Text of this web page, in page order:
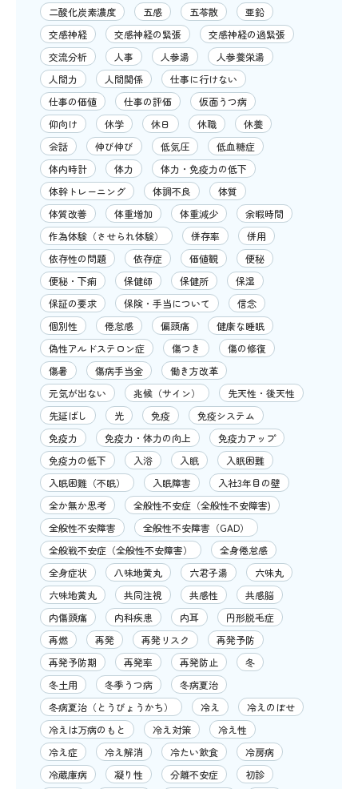
二酸化炭素濃度
五感 五苓散
亜鉛
交感神経
交感神経の緊張
交感神経の過緊張
交流分析
人事 人参湯
人参養栄湯
人間力
人間関係
仕事に行けない
仕事の価値
仕事の評価
仮面うつ病
仰向け
休学 休日 休職
休養
会話
伸び伸び 低気圧
低血糖症
体内時計
体力
体力・免疫力の低下
体幹トレーニング
体調不良
体質
体質改善
体重増加 体重減少
余暇時間
作為体験（させられ体験）
併存率
併用
依存性の問題
依存症 価値観
便秘
便秘・下痢
保健師 保健所
保湿
保証の要求
保険・手当について
信念
個別性
倦怠感 偏頭痛
健康な睡眠
偽性アルドステロン症
傷つき
傷の修復
傷暑
傷病手当金
働き方改革
元気が出ない
兆候（サイン）
先天性・後天性
先延ばし
光 免疫
免疫システム
免疫力
免疫力・体力の向上
免疫力アップ
免疫力の低下
入浴 入眠
入眠困難
入眠困難（不眠）
入眠障害
入社3年目の壁
全か無か思考
全般性不安症（全般性不安障害)
全般性不安障害
全般性不安障害（GAD）
全般戦不安症（全般性不安障害）
全身倦怠感
全身症状
八味地黄丸 六君子湯
六味丸
六味地黄丸
共同注視 共感性
共感脳
内傷頭痛
内科疾患 内耳
円形脱毛症
再燃
再発 再発リスク
再発予防
再発予防期
再発率 再発防止
冬
冬土用
冬季うつ病
冬病夏治
冬病夏治（とうびょうかち）
冷え
冷えのぼせ
冷えは万病のもと
冷え対策
冷え性
冷え症
冷え解消 冷たい飲食
冷房病
冷蔵庫病
凝り性 分離不安症
初診